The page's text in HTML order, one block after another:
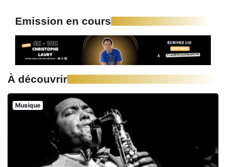
Emission en cours
À découvrir
Musique